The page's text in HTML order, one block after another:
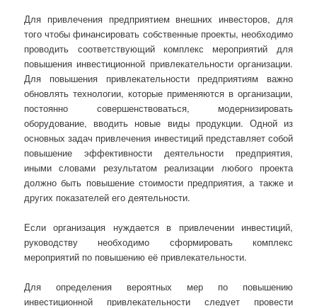
Для привлечения предприятием внешних инвесторов, для
того чтобы финансировать собственные проекты, необходимо
проводить соответствующий комплекс мероприятий для
повышения инвестиционной привлекательности организации.
Для повышения привлекательности предприятиям важно
обновлять технологии, которые применяются в организации,
постоянно совершенствоваться, модернизировать
оборудование, вводить новые виды продукции. Одной из
основных задач привлечения инвестиций представляет собой
повышение эффективности деятельности предприятия,
иными словами результатом реализации любого проекта
должно быть повышение стоимости предприятия, а также и
других показателей его деятельности.
Если организация нуждается в привлечении инвестиций,
руководству необходимо сформировать комплекс
мероприятий по повышению её привлекательности.
Для определения вероятных мер по повышению
инвестиционной привлекательности следует провести